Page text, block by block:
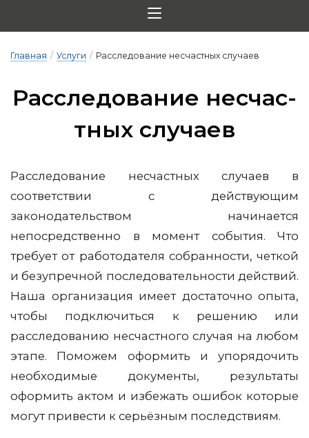
Главная / Услуги / Расследование несчастных случаев
Рас­сле­до­ва­ние нес­час­
тных слу­ча­ев
Расследование несчастных случаев в
соответствии с действующим
законодательством начинается
непосредственно в момент события. Что
требует от работодателя собранности, четкой
и безупречной последовательности действий.
Наша организация имеет достаточно опыта,
чтобы подключиться к решению или
расследованию несчастного случая на любом
этапе. Поможем оформить и упорядочить
необходимые документы, результаты
оформить актом и избежать ошибок которые
могут привести к серьёзным последствиям.